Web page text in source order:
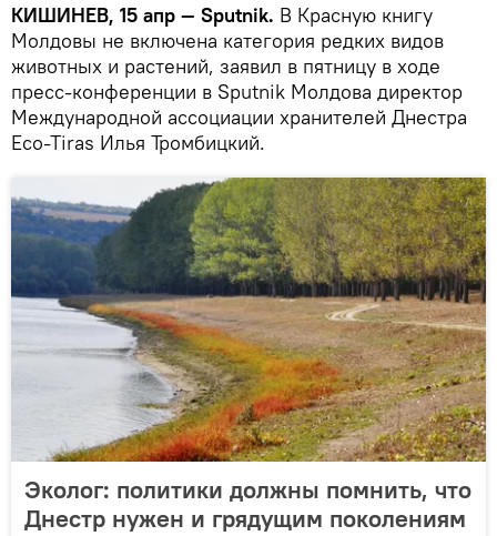
КИШИНЕВ, 15 апр — Sputnik. В Красную книгу
Молдовы не включена категория редких видов
животных и растений, заявил в пятницу в ходе
пресс-конференции в Sputnik Молдова директор
Международной ассоциации хранителей Днестра
Eco-Tiras Илья Тромбицкий.
Эколог: политики должны помнить, что
Днестр нужен и грядущим поколениям